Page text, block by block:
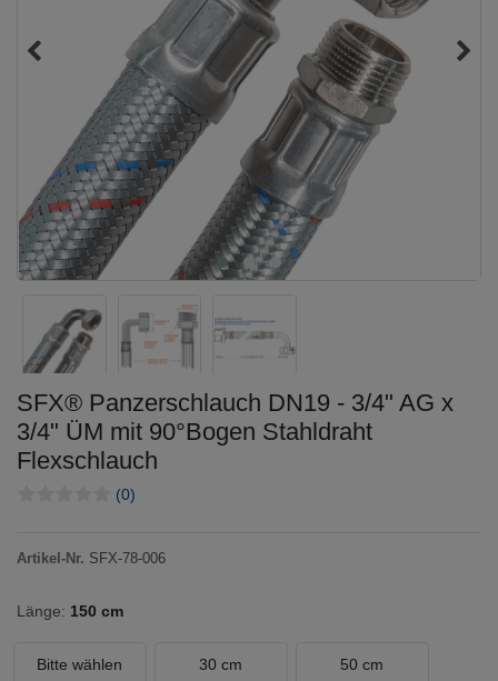
SFX® Panzerschlauch DN19 - 3/4" AG x
3/4" ÜM mit 90°Bogen Stahldraht
Flexschlauch
(0)
Artikel-Nr. SFX-78-006
Länge: 150 cm
Bitte wählen 30 cm 50 cm